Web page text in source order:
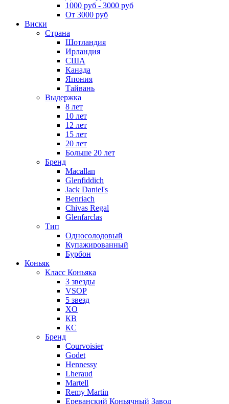
1000 руб - 3000 руб
От 3000 руб
Виски
Страна
Шотландия
Ирландия
США
Канада
Япония
Тайвань
Выдержка
8 лет
10 лет
12 лет
15 лет
20 лет
Больше 20 лет
Бренд
Macallan
Glenfiddich
Jack Daniel's
Benriach
Chivas Regal
Glenfarclas
Тип
Односолодовый
Купажированный
Бурбон
Коньяк
Класс Коньяка
3 звезды
VSOP
5 звезд
XO
КВ
КС
Бренд
Courvoisier
Godet
Hennessy
Lheraud
Martell
Remy Martin
Ереванский Коньячный Завод